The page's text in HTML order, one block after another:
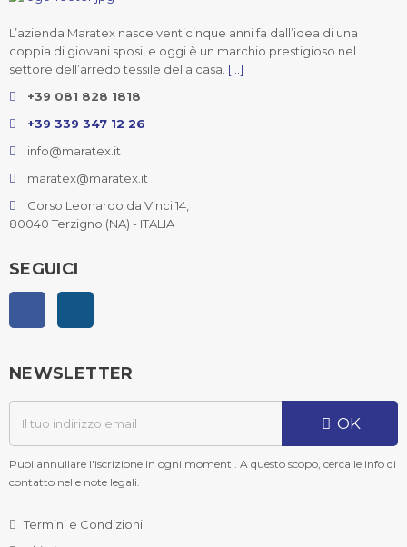
L’azienda Maratex nasce venticinque anni fa dall’idea di una
coppia di giovani sposi, e oggi è un marchio prestigioso nel
settore dell’arredo tessile della casa. [...]
+39 081 828 1818
+39 339 347 12 26
info@maratex.it
maratex@maratex.it
Corso Leonardo da Vinci 14,
80040 Terzigno (NA) - ITALIA
SEGUICI
Facebook
NEWSLETTER
OK
Puoi annullare l'iscrizione in ogni momenti. A questo scopo, cerca le info di
contatto nelle note legali.
Termini e Condizioni